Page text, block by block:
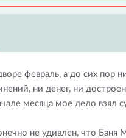
февраль, а до сих пор
ни денег, ни
месяца мое дело взял
не удивлен, что Баня